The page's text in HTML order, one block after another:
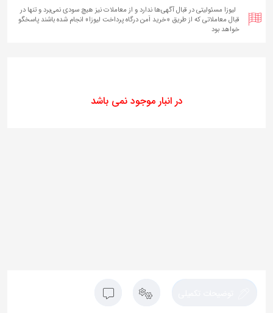
لیوزا مسئولیتی در قبال آگهی‌ها ندارد و از معاملات نیز هیچ سودی نمی‌برد و تنها در
قبال معاملاتی که از طریق «خرید اَمن درگاه پرداخت لیوزا» انجام شده‌ باشند پاسخگو
خواهد بود
در انبار موجود نمی باشد